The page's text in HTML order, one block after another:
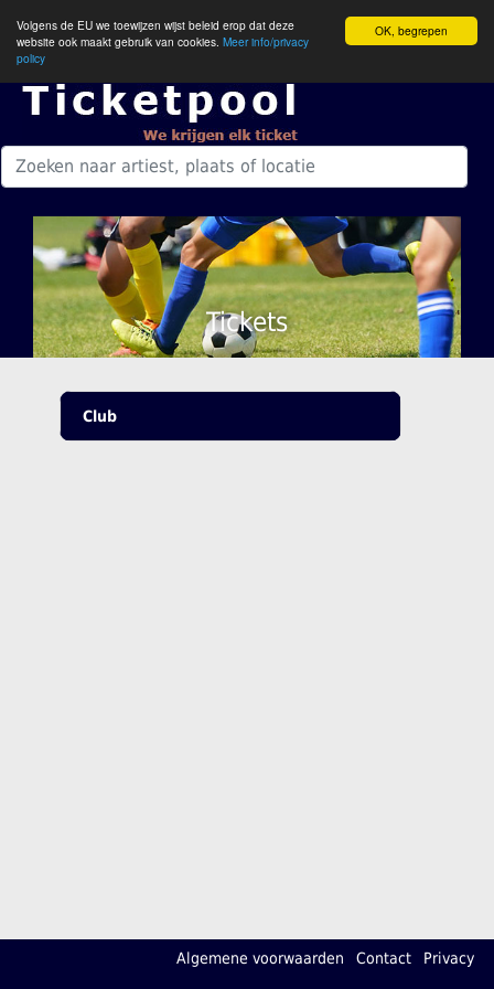
OK, begrepen
Volgens de EU we toewijzen wijst beleid erop dat deze
website ook maakt gebruik van cookies. Meer info/privacy
policy
Tickets
Club
Algemene voorwaarden Contact Privacy